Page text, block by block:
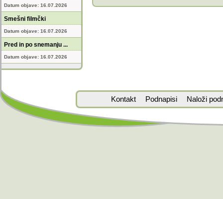
Datum objave: 16.07.2026
Smešni filmčki
Datum objave: 16.07.2026
Pred in po snemanju ...
Datum objave: 16.07.2026
Kontakt Podnapisi Naloži